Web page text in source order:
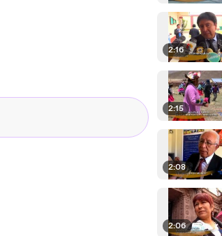
2:16
2:15
2:08
2:06